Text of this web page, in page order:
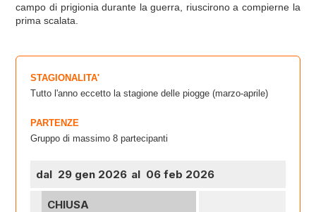
campo di prigionia durante la guerra, riuscirono a compierne la
prima scalata.
STAGIONALITA'
Tutto l'anno eccetto la stagione delle piogge (marzo-aprile)
PARTENZE
Gruppo di massimo 8 partecipanti
dal 29 gen 2026 al 06 feb 2026
CHIUSA